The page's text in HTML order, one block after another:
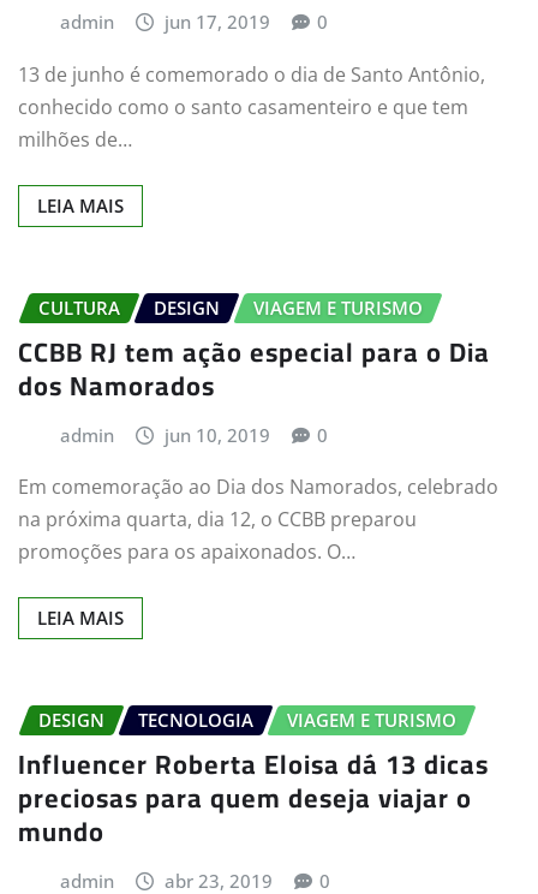
admin jun 17, 2019 0
13 de junho é comemorado o dia de Santo Antônio,
conhecido como o santo casamenteiro e que tem
milhões de…
LEIA MAIS
CULTURA DESIGN VIAGEM E TURISMO
CCBB RJ tem ação especial para o Dia
dos Namorados
admin jun 10, 2019 0
Em comemoração ao Dia dos Namorados, celebrado
na próxima quarta, dia 12, o CCBB preparou
promoções para os apaixonados. O…
LEIA MAIS
DESIGN TECNOLOGIA VIAGEM E TURISMO
Influencer Roberta Eloisa dá 13 dicas
preciosas para quem deseja viajar o
mundo
admin abr 23, 2019 0